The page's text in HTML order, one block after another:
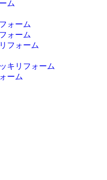
ム
ォーム
ォーム
フォーム
キリフォーム
ーム